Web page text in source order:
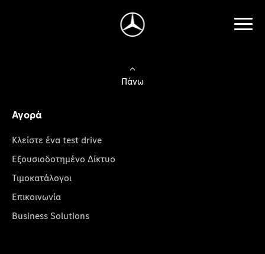
Πάνω
Αγορά
Κλείστε ένα test drive
Εξουσιοδοτημένο Δίκτυο
Τιμοκατάλογοι
Επικοινωνία
Business Solutions